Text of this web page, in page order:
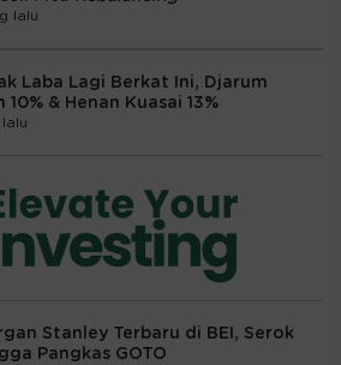
lalu
Laba Lagi Berkat Ini, Djarum
10% & Henan Kuasai 13%
Stanley Terbaru di BEI, Serok
Pangkas GOTO